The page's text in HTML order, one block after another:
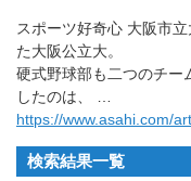
スポーツ好奇心 大阪市
た大阪公立大。
硬式野球部も二つのチー
したのは、 …
https://www.asahi.com/
検索結果一覧